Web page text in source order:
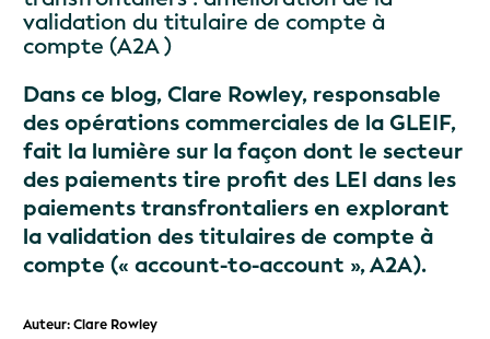
validation du titulaire de compte à
compte (A2A )
Dans ce blog, Clare Rowley, responsable
des opérations commerciales de la GLEIF,
fait la lumière sur la façon dont le secteur
des paiements tire profit des LEI dans les
paiements transfrontaliers en explorant
la validation des titulaires de compte à
compte (« account-to-account », A2A).
Auteur: Clare Rowley